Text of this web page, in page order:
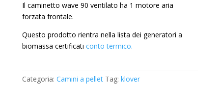
Il caminetto wave 90 ventilato ha 1 motore aria
forzata frontale.
Questo prodotto rientra nella lista dei generatori a
biomassa certificati conto termico.
Categoria: Camini a pellet Tag: klover